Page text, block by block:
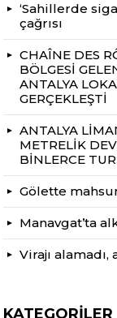
‘Sahillerde
çağrısı
CHAÎNE DES
BÖLGESİ
ANTALYA
GERÇEKLEŞTİ
ANTALYA
METRELİK
BİNLERCE
Gölette
Manavgat’ta
Virajı
KATEGORILER